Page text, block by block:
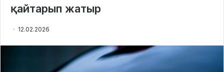
қайтарып жатыр
12.02.2026